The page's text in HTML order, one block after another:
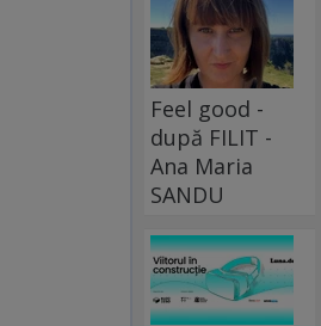
Feel good -
după FILIT -
Ana Maria
SANDU